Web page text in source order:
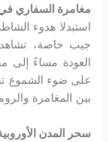
مغامرة السفاري في
استبدلا هدوء
جيب خاصة،
على ضوء الشموع
بين المغامرة
سحر المدن